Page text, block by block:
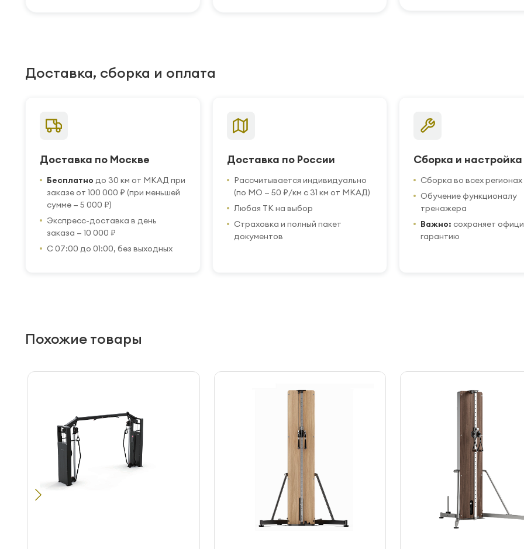
Доставка, сборка и оплата
Доставка по Москве
Бесплатно до 30 км от МКАД при
заказе от 100 000 ₽ (при меньшей
сумме — 5 000 ₽)
Экспресс-доставка в день
заказа — 10 000 ₽
С 07:00 до 01:00, без выходных
Доставка по России
Рассчитывается индивидуально
(по МО — 50 ₽/км с 31 км от МКАД)
Любая ТК на выбор
Страховка и полный пакет
документов
Сборка и настройка
Сборка во всех
Обучение функционалу
тренажера
Важно: сохраняет
гарантию
Похожие товары